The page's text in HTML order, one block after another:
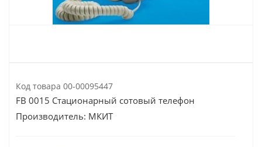
Код товара 00-00095447
FB 0015 Стационарный сотовый телефон
Производитель: МКИТ